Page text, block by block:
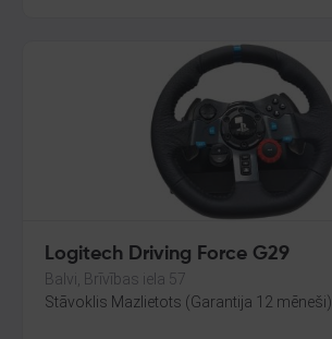
Logitech Driving Force G29
Balvi, Brīvības iela 57
Stāvoklis Mazlietots (Garantija 12 mēneši)